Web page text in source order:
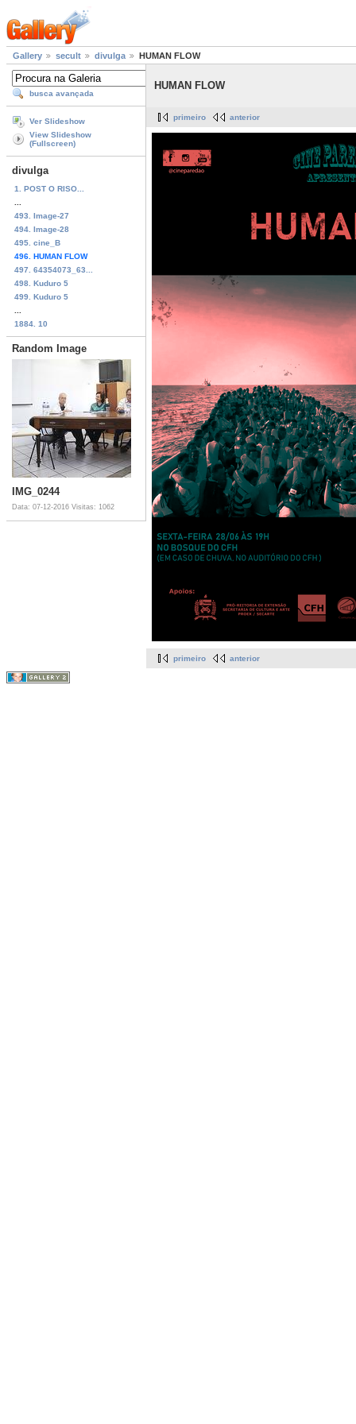
Gallery secult divulga HUMAN FLOW
busca avançada
Ver Slideshow
View Slideshow
(Fullscreen)
divulga
1. POST O RISO...
493. Image-27
494. Image-28
495. cine_B
496. HUMAN FLOW
497. 64354073_63...
498. Kuduro 5
499. Kuduro 5
1884. 10
Random Image
IMG_0244
Data: 07-12-2016 Visitas: 1062
HUMAN FLOW
primeiro anterior
primeiro anterior